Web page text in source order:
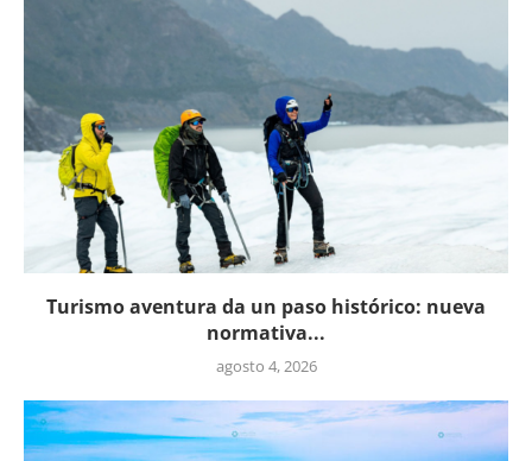
Turismo aventura da un paso histórico: nueva
normativa...
agosto 4, 2026